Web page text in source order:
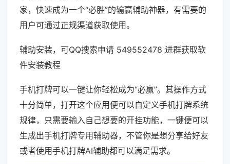
家，快速成为一个“必胜”的输赢辅助神器，有需要的
用户可通过正规渠道获取使用。
辅助安装，可QQ搜索申请 549552478 进群获取软
件安装教程
手机打牌可以一键让你轻松成为“必赢”。其操作方式
十分简单，打开这个应用便可以自定义手机打牌系统
规律，只需要输入自己想要的开挂功能，一键便可以
生成出手机打牌专用辅助器，不管你是想分享给好友
或者使用手机打牌AI辅助都可以满足需求。